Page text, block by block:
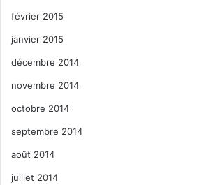
février 2015
janvier 2015
décembre 2014
novembre 2014
octobre 2014
septembre 2014
août 2014
juillet 2014